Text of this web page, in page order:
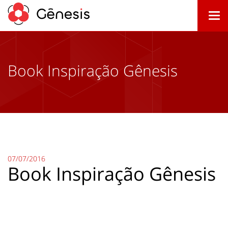
Book Inspiração Gênesis
07/07/2016
Book Inspiração Gênesis